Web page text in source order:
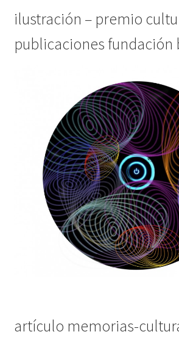
ilustración – premio
publicaciones fundación
artículo memorias-